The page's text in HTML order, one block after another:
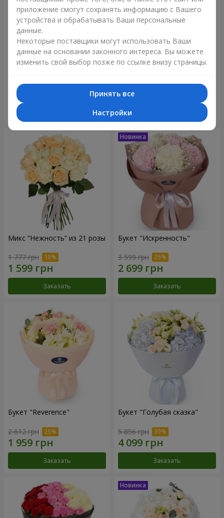
Букет "Blue ball"
3 656 грн
Букет "Бенефис"
5 998 грн
Микс “Нежность” из 21 розы
1 777 грн
Заказать
Букет "Искренность"
3 599 грн
Заказать
Букет "Reverence"
2 612 грн
Заказать
Букет "Голубая сказка"
5 856 грн
Заказать
приложение смогут сохранять информацию с Вашего
устройства и обрабатывать Ваши персональные
данные.
Некоторые поставщики могут использовать Ваши
данные на основании законного интереса. Вы можете
изменить свой выбор позже по ссылке внизу страницы.
Принять все
Настройки